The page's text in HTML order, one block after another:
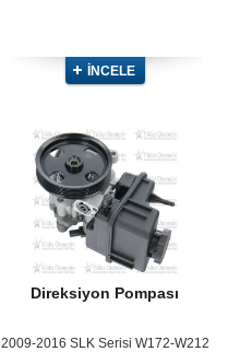
İNCELE
Direksiyon Pompası
2009-2016 SLK Serisi W172-W212